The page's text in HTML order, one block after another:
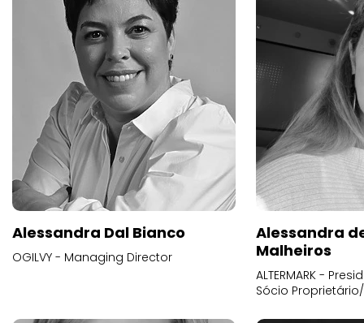
Alessandra Dal Bianco
OGILVY - Managing Director
Alessandra
Malheiros
ALTERMARK -
Sócio